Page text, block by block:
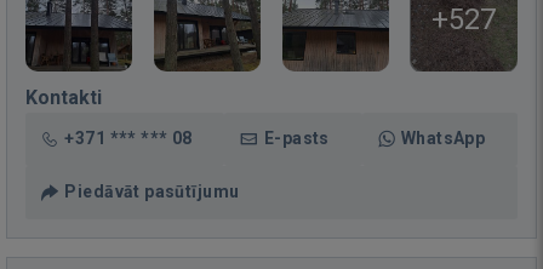
+527
Kontakti
+371 *** *** 08 E-pasts WhatsApp
Piedāvāt pasūtījumu